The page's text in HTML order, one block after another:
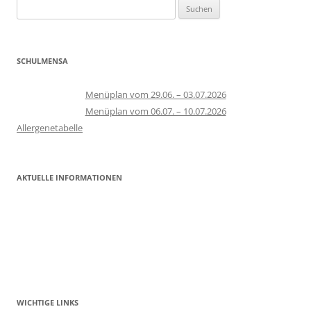
nach:
SCHULMENSA
Menüplan vom 29.06. – 03.07.2026
Menüplan vom 06.07. – 10.07.2026
Allergenetabelle
AKTUELLE INFORMATIONEN
WICHTIGE LINKS